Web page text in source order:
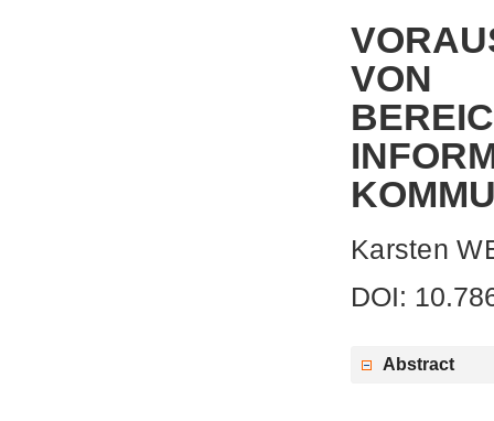
VON
Karsten
DOI:
Abstract